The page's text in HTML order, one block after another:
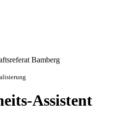
Bamberg
Assistent